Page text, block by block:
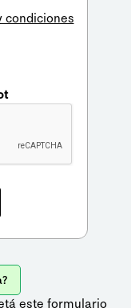
condiciones
este formulario